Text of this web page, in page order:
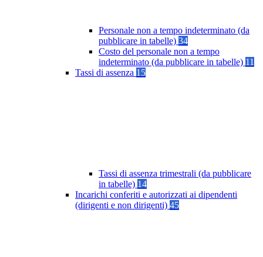
Personale non a tempo indeterminato (da
pubblicare in tabelle) 34
Costo del personale non a tempo
indeterminato (da pubblicare in tabelle) 11
Tassi di assenza 15
Tassi di assenza trimestrali (da pubblicare
in tabelle) 14
Incarichi conferiti e autorizzati ai dipendenti
(dirigenti e non dirigenti) 45